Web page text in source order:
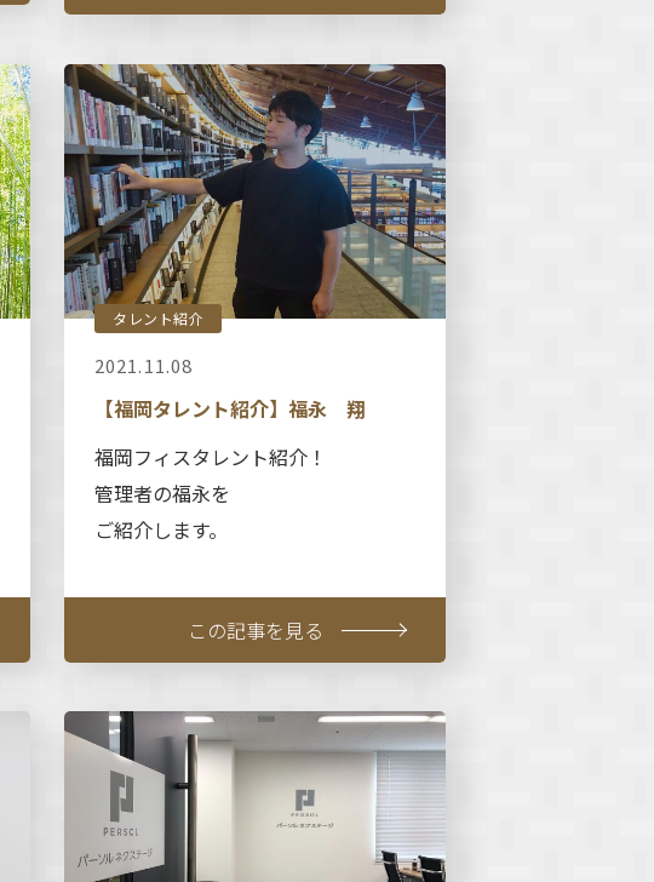
タレント紹介
2021.11.08
【福岡タレント紹介】福永 翔
福岡フィスタレント紹介！
管理者の福永を
ご紹介します。
この記事を見る